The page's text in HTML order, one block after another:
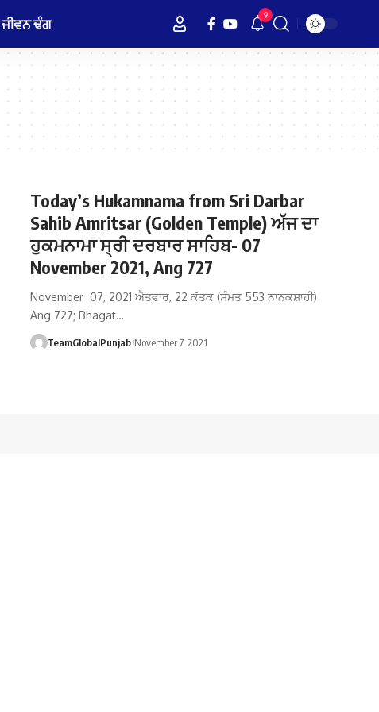
ਜੀਵਨ ਢੰਗ 9
Today’s Hukamnama from Sri Darbar
Sahib Amritsar (Golden Temple) ਅੱਜ ਦਾ
ਹੁਕਮਨਾਮਾ ਸ੍ਰੀ ਦਰਬਾਰ ਸਾਹਿਬ- 07
November 2021, Ang 727
November 07, 2021 ਐਤਵਾਰ, 22 ਕੱਤਕ (ਸੰਮਤ 553 ਨਾਨਕਸ਼ਾਹੀ)
Ang 727; Bhagat…
TeamGlobalPunjab November 7, 2021